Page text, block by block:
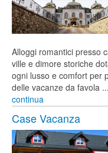
Alloggi romantici presso
ville e dimore storiche
ogni lusso e comfort per
delle vacanze da favola ...
continua
Case Vacanza